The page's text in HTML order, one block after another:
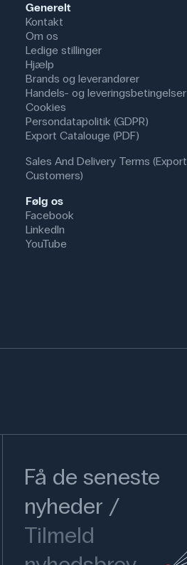
Generelt
Kontakt
Om os
Ledige stillinger
Hjælp
Brands og leverandører
Handels- og leveringsbetingelser
Cookies
Persondatapolitik (GDPR)
Export Catalouge (PDF)
Sales And Delivery Terms (Export
Customers)
Følg os
Facebook
LinkedIn
YouTube
Få de seneste
nyheder
Tilmeld